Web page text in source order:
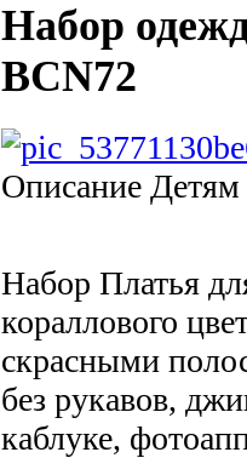
Набор
BCN72
ОписаниеДетям
Набор Платья
кораллового
скрасными
без рукавов,
каблуке,